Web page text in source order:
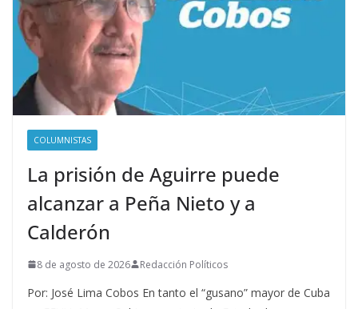
COLUMNISTAS
La prisión de Aguirre puede
alcanzar a Peña Nieto y a
Calderón
8 de agosto de 2026 Redacción Políticos
Por: José Lima Cobos En tanto el “gusano” mayor de Cuba